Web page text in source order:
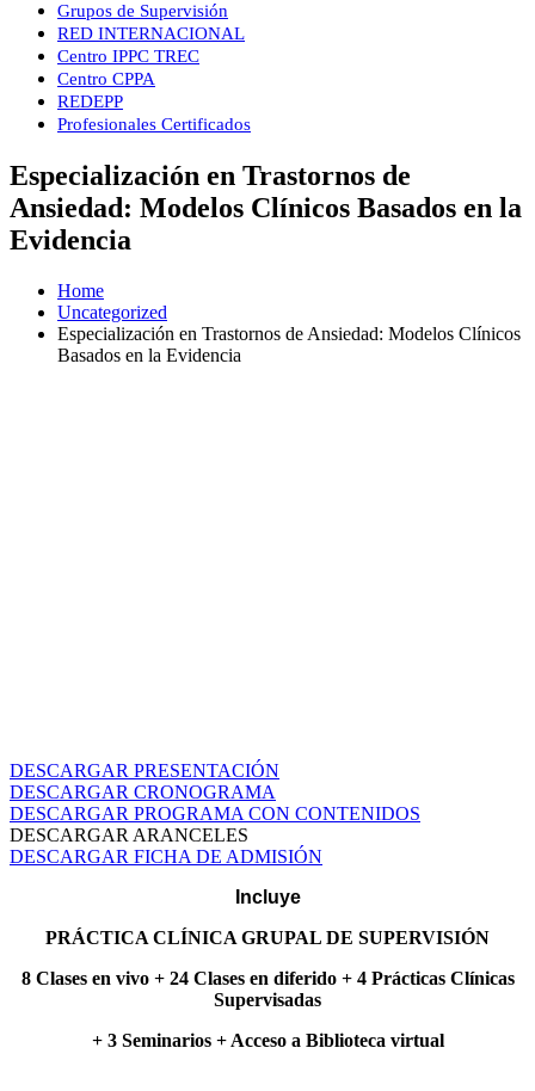
Grupos de Supervisión
RED INTERNACIONAL
Centro IPPC TREC
Centro CPPA
REDEPP
Profesionales Certificados
Especialización en Trastornos de
Ansiedad: Modelos Clínicos Basados en la
Evidencia
Home
Uncategorized
Especialización en Trastornos de Ansiedad: Modelos Clínicos
Basados en la Evidencia
DESCARGAR PRESENTACIÓN
DESCARGAR CRONOGRAMA
DESCARGAR PROGRAMA CON CONTENIDOS
DESCARGAR ARANCELES
DESCARGAR FICHA DE ADMISIÓN
Incluye
PRÁCTICA CLÍNICA GRUPAL DE SUPERVISIÓN
8 Clases en vivo + 24 Clases en diferido + 4 Prácticas Clínicas
Supervisadas
+ 3 Seminarios + Acceso a Biblioteca virtual